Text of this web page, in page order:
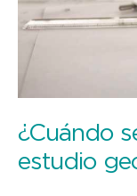
¿Cuándo
estudio